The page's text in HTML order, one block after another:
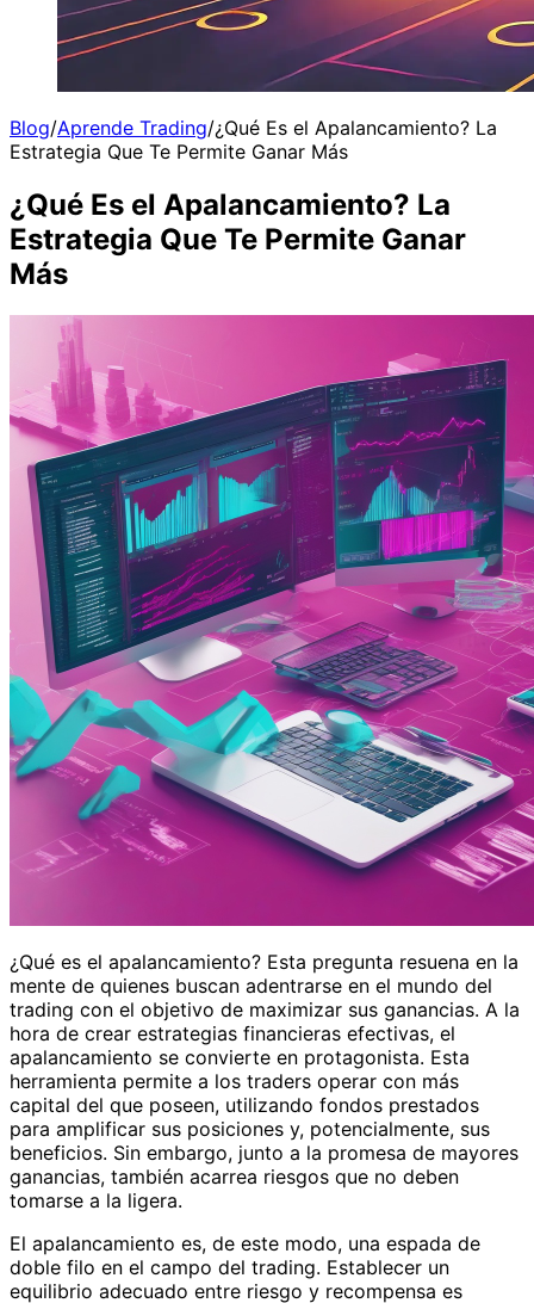
Blog/Aprende Trading/¿Qué Es el Apalancamiento? La
Estrategia Que Te Permite Ganar Más
¿Qué Es el Apalancamiento? La
Estrategia Que Te Permite Ganar
Más
¿Qué es el apalancamiento? Esta pregunta resuena en la
mente de quienes buscan adentrarse en el mundo del
trading con el objetivo de maximizar sus ganancias. A la
hora de crear estrategias financieras efectivas, el
apalancamiento se convierte en protagonista. Esta
herramienta permite a los traders operar con más
capital del que poseen, utilizando fondos prestados
para amplificar sus posiciones y, potencialmente, sus
beneficios. Sin embargo, junto a la promesa de mayores
ganancias, también acarrea riesgos que no deben
tomarse a la ligera.
El apalancamiento es, de este modo, una espada de
doble filo en el campo del trading. Establecer un
equilibrio adecuado entre riesgo y recompensa es